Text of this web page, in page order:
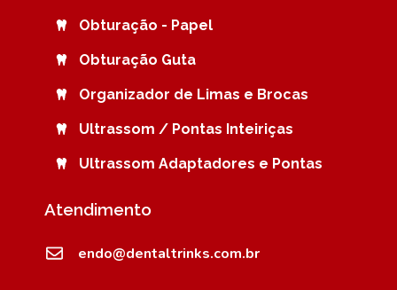
Obturação - Papel
Obturação Guta
Organizador de Limas e Brocas
Ultrassom / Pontas Inteiriças
Ultrassom Adaptadores e Pontas
Atendimento
endo@dentaltrinks.com.br